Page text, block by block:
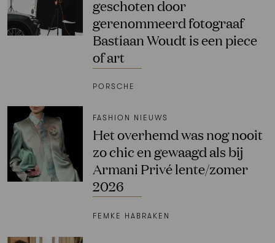
geschoten door
gerenommeerd fotograaf
Bastiaan Woudt is een piece
of art
PORSCHE
FASHION NIEUWS
Het overhemd was nog nooit
zo chic en gewaagd als bij
Armani Privé lente/zomer
2026
FEMKE HABRAKEN